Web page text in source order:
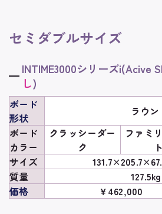
セミダブルサイズ
INTIME3000シリーズi(Acive
し)
ボード
形状
ラウン
ボード
カラー
クラッシーダー
ク
ファミ
ト
サイズ
質量
127.5kg
価格
￥462,000